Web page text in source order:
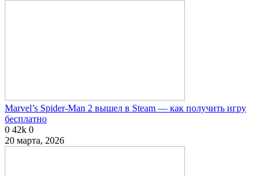
Marvel’s Spider-Man 2 вышел в Steam — как получить игру
бесплатно
0 42k 0
20 марта, 2026